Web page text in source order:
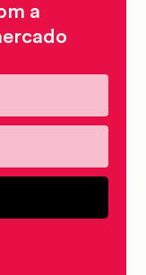
a